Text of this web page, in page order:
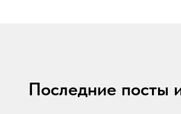
Последние посты